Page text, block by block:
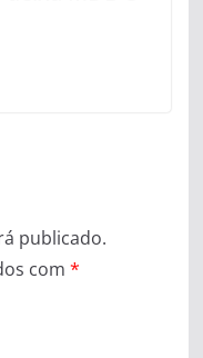
publicado.
com *